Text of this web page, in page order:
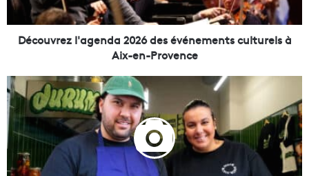
e
z
g
e
n
d
a
2
0
Découvrez l'agenda 2026 des événements culturels à
Aix-en-Provence
C
e
c
h
e
d